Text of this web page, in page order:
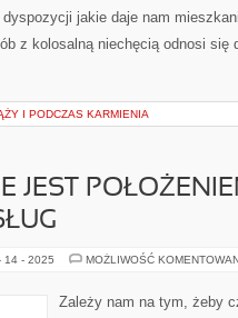
jakie daje nam
z kolosalną niechęcią odnosi się
I PODCZAS KARMIENIA
JEST
14 - 2025 MOŻLIWOŚĆ
Zależy nam na tym, żeby